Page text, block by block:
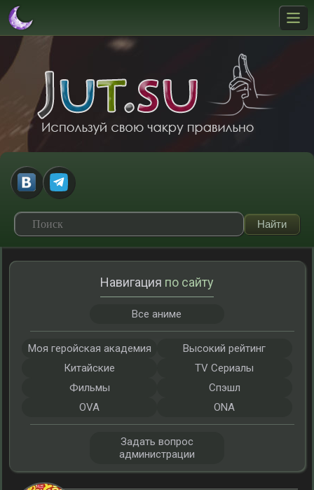
Навигация по сайту
Все аниме
Моя геройская академия
Высокий рейтинг
Китайские
TV Сериалы
Фильмы
Спэшл
OVA
ONA
Задать вопрос
администрации